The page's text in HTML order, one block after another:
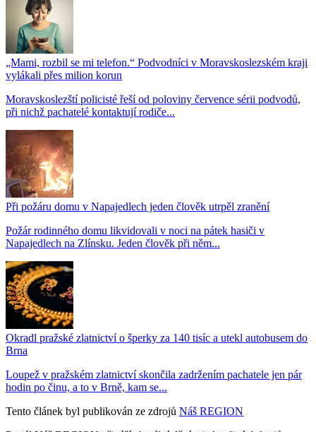
„Mami, rozbil se mi telefon.“ Podvodníci v Moravskoslezském kraji
vylákali přes milion korun
Moravskoslezští policisté řeší od poloviny července sérii podvodů,
při nichž pachatelé kontaktují rodiče...
Při požáru domu v Napajedlech jeden člověk utrpěl zranění
Požár rodinného domu likvidovali v noci na pátek hasiči v
Napajedlech na Zlínsku. Jeden člověk při něm...
Okradl pražské zlatnictví o šperky za 140 tisíc a utekl autobusem do
Brna
Loupež v pražském zlatnictví skončila zadržením pachatele jen pár
hodin po činu, a to v Brně, kam se...
Tento článek byl publikován ze zdrojů Náš REGION